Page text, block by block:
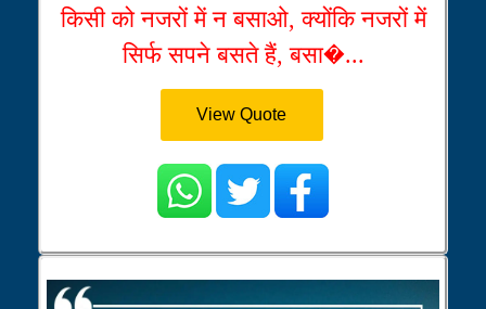
किसी को नजरों में न बसाओ, क्योंकि नजरों में
सिर्फ सपने बसते हैं, बसा�...
View Quote